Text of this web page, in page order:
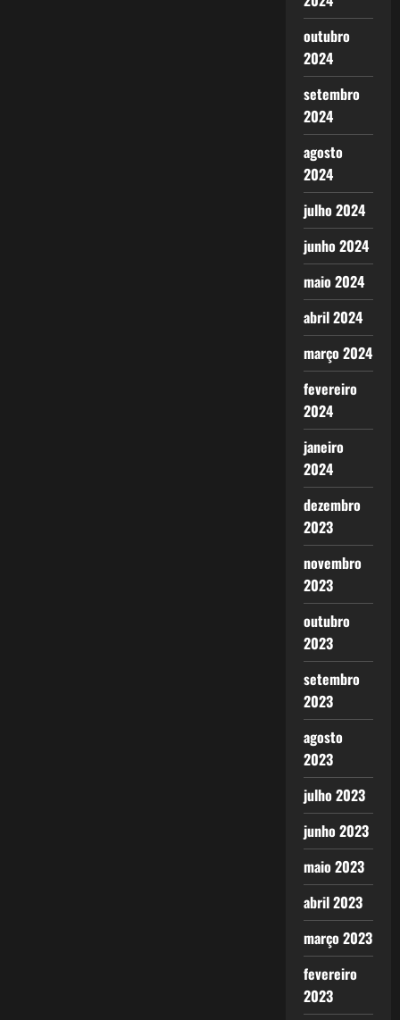
outubro
2024
setembro
2024
agosto
2024
julho 2024
junho 2024
maio 2024
abril 2024
março 2024
fevereiro
2024
janeiro
2024
dezembro
2023
novembro
2023
outubro
2023
setembro
2023
agosto
2023
julho 2023
junho 2023
maio 2023
abril 2023
março 2023
fevereiro
2023